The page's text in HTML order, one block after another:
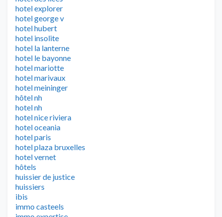
hotel explorer
hotel george v
hotel hubert
hotel insolite
hotel la lanterne
hotel le bayonne
hotel mariotte
hotel marivaux
hotel meininger
hôtel nh
hotel nh
hotel nice riviera
hotel oceania
hotel paris
hotel plaza bruxelles
hotel vernet
hôtels
huissier de justice
huissiers
ibis
immo casteels